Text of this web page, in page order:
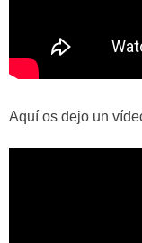
Aquí os dejo un